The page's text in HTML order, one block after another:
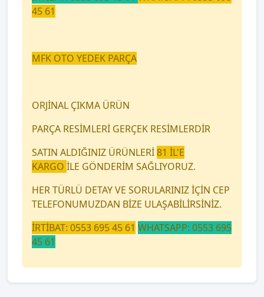
45 61
MFK OTO YEDEK PARÇA
ORJİNAL ÇIKMA ÜRÜN
PARÇA RESİMLERİ GERÇEK RESİMLERDİR
SATIN ALDIĞINIZ ÜRÜNLERİ 81 İL'E
KARGO İLE GÖNDERİM SAĞLIYORUZ.
HER TÜRLÜ DETAY VE SORULARINIZ İÇİN CEP
TELEFONUMUZDAN BİZE ULAŞABİLİRSİNİZ.
İRTİBAT: 0553 695 45 61 WHATSAPP: 0553 695
45 61